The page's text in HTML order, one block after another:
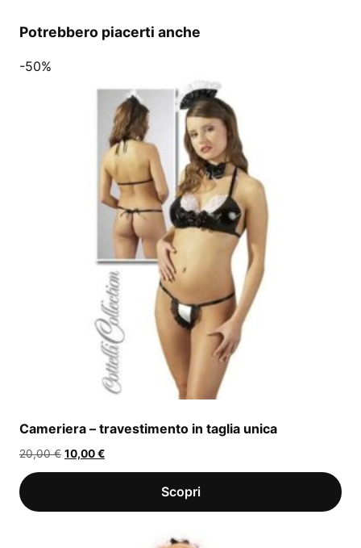
Potrebbero piacerti anche
-50%
Cameriera – travestimento in taglia unica
20,00€ Il
prezzo
10,00€Il
prezzo